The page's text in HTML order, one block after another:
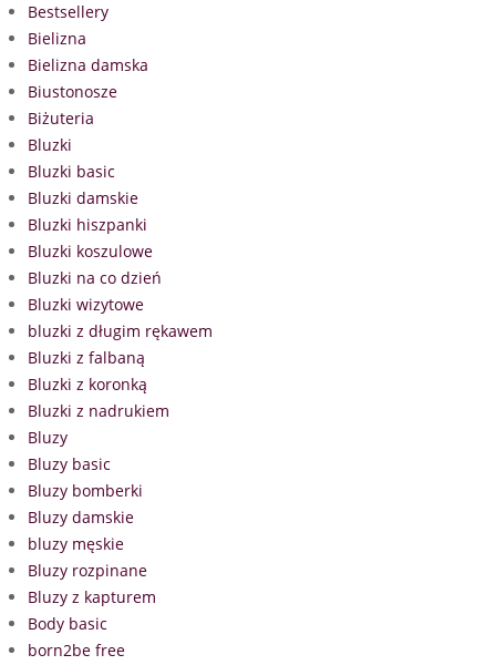
Bestsellery
Bielizna
Bielizna damska
Biustonosze
Biżuteria
Bluzki
Bluzki basic
Bluzki damskie
Bluzki hiszpanki
Bluzki koszulowe
Bluzki na co dzień
Bluzki wizytowe
bluzki z długim rękawem
Bluzki z falbaną
Bluzki z koronką
Bluzki z nadrukiem
Bluzy
Bluzy basic
Bluzy bomberki
Bluzy damskie
bluzy męskie
Bluzy rozpinane
Bluzy z kapturem
Body basic
born2be free